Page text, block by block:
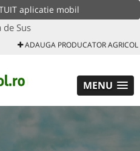
aplicatie mobil
Sus
ADAUGA PRODUCATOR AGRICOL
MENU